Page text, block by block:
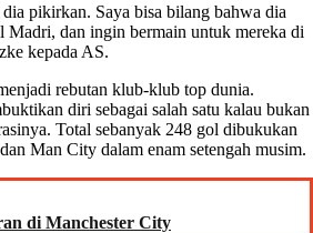
pikirkan. Saya bisa bilang bahwa dia
Madri, dan ingin bermain untuk mereka di
kepada AS.
rebutan klub-klub top dunia.
diri sebagai salah satu kalau bukan
Total sebanyak 248 gol dibukukan
Man City dalam enam setengah musim.
di Manchester City